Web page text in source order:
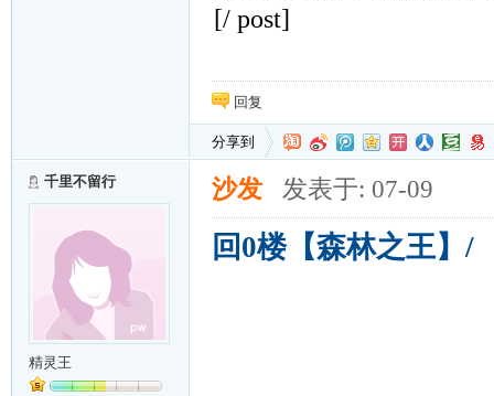
[/ post]
回复
分享到
千里不留行
精灵王
沙发 发表于: 07-09
回0楼【森林之王】/